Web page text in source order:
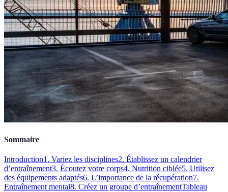
Sommaire
Introduction1. Variez les disciplines2. Établissez un calendrier
d’entraînement3. Écoutez votre corps4. Nutrition ciblée5. Utilisez
des équipements adaptés6. L’importance de la récupération7.
Entraînement mental8. Créez un groupe d’entraînementTableau